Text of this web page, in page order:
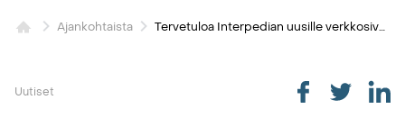
Ajankohtaista Tervetuloa Interpedian uusille verkkosivuille
Uutiset